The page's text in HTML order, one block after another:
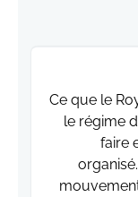
Ce que le
le régime
faire